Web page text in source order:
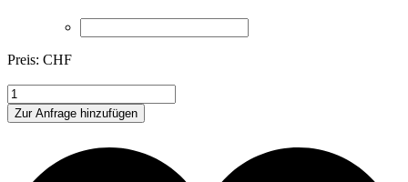
Preis: CHF
LF120
Menge
Zur Anfrage hinzufügen